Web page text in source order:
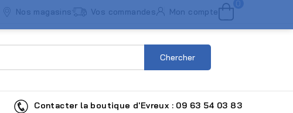
Nos magasins Vos commandes Mon compte
0
Chercher
Contacter la boutique d'Evreux : 09 63 54 03 83